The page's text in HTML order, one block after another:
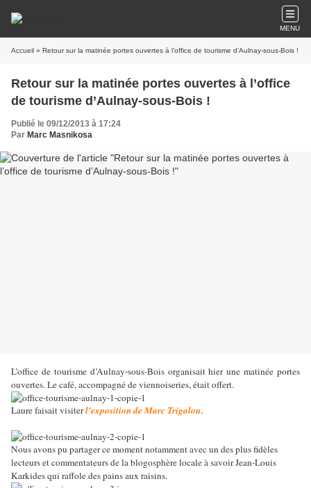
MENU
Accueil » Retour sur la matinée portes ouvertes à l’office de tourisme d’Aulnay-sous-Bois !
Retour sur la matinée portes ouvertes à l’office
de tourisme d’Aulnay-sous-Bois !
Publié le 09/12/2013 à 17:24
Par Marc Masnikosa
L’office de tourisme d’Aulnay-sous-Bois organisait hier une matinée portes
ouvertes. Le café, accompagné de viennoiseries, était offert.
Laure faisait visiterl'exposition de Marc Trigalou.
Nous avons pu partager ce moment notamment avec un des plus fidèles
lecteurs et commentateurs de la blogosphère locale à savoir Jean-Louis
Karkides qui raffole des pains aux raisins.